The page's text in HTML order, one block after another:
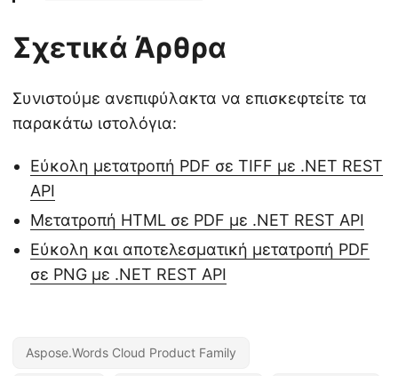
Σχετικά Άρθρα
Συνιστούμε ανεπιφύλακτα να επισκεφτείτε τα
παρακάτω ιστολόγια:
Εύκολη μετατροπή PDF σε TIFF με .NET REST
API
Μετατροπή HTML σε PDF με .NET REST API
Εύκολη και αποτελεσματική μετατροπή PDF
σε PNG με .NET REST API
Aspose.Words Cloud Product Family